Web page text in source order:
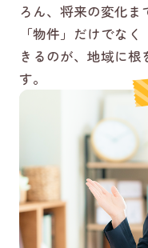
ろん、将来の変化ま
「物件」だけでな
きるのが、地域に
す。